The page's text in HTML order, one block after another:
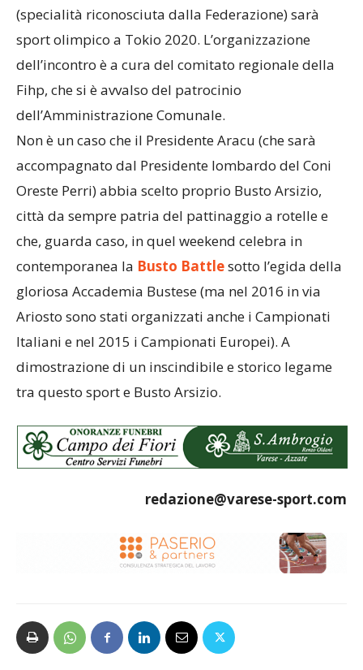
(specialità riconosciuta dalla Federazione) sarà
sport olimpico a Tokio 2020. L’organizzazione
dell’incontro è a cura del comitato regionale della
Fihp, che si è avvalso del patrocinio
dell’Amministrazione Comunale.
Non è un caso che il Presidente Aracu (che sarà
accompagnato dal Presidente lombardo del Coni
Oreste Perri) abbia scelto proprio Busto Arsizio,
città da sempre patria del pattinaggio a rotelle e
che, guarda caso, in quel weekend celebra in
contemporanea la Busto Battlesotto l’egida della
gloriosa Accademia Bustese (ma nel 2016 in via
Ariosto sono stati organizzati anche i Campionati
Italiani e nel 2015 i Campionati Europei). A
dimostrazione di un inscindibile e storico legame
tra questo sport e Busto Arsizio.
redazione@varese-sport.com